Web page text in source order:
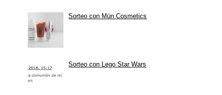
Sorteo con Mün Cosmetics
Sorteo con Lego Star Wars